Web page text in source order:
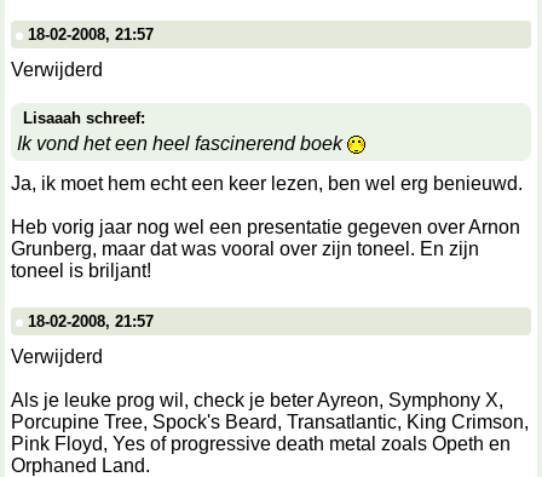
18-02-2008, 21:57
Verwijderd
Lisaaah schreef:
Ik vond het een heel fascinerend boek
Ja, ik moet hem echt een keer lezen, ben wel erg benieuwd.
Heb vorig jaar nog wel een presentatie gegeven over Arnon
Grunberg, maar dat was vooral over zijn toneel. En zijn
toneel is briljant!
18-02-2008, 21:57
Verwijderd
Als je leuke prog wil, check je beter Ayreon, Symphony X,
Porcupine Tree, Spock's Beard, Transatlantic, King Crimson,
Pink Floyd, Yes of progressive death metal zoals Opeth en
Orphaned Land.